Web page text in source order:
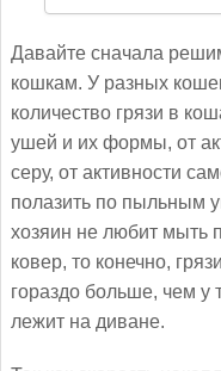
Давайте сначала
кошкам. У разных
количество грязи в
ушей и их формы, от
серу, от активности
полазить по пыльным
хозяин не любит мыть
ковер, то конечно,
гораздо больше, чем у
лежит на диване.